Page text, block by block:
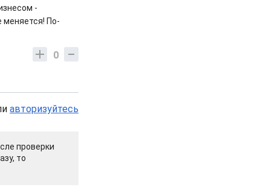
-
меняется! По-
0
авторизуйтесь
проверки
то